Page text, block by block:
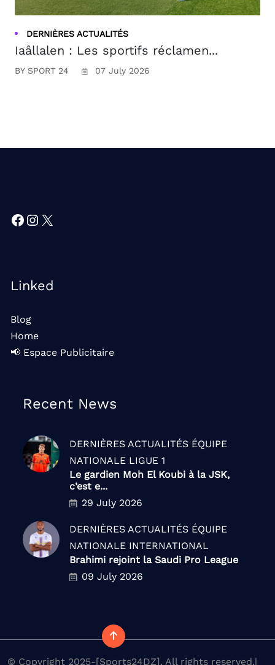
DERNIÈRES ACTUALITÉS
Iaâllalen : Les sportifs réclamen...
BY SPORT 24 07 July 2026
Facebook
Instagram
X
Linked
Blog
Home
📢 Espace Publicitaire
Recent News
DERNIÈRES ACTUALITÉS ÉQUIPE
NATIONALE LIGUE 1
Le gardien Moh El Koubi à la JSK,
c’est e...
29 July 2026
DERNIÈRES ACTUALITÉS ÉQUIPE
NATIONALE INTERNATIONAL
Brahimi rejoint la Saudi Pro League
09 July 2026
© Copyright 2025-[Sports24DZ]. All rights reserved.|